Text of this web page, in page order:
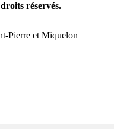
réservés.
Pierre et Miquelon